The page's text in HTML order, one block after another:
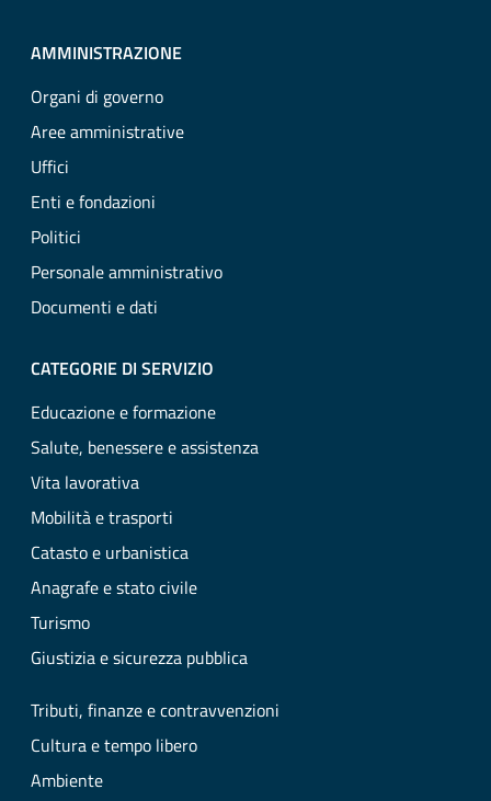
AMMINISTRAZIONE
Organi di governo
Aree amministrative
Uffici
Enti e fondazioni
Politici
Personale amministrativo
Documenti e dati
CATEGORIE DI SERVIZIO
Educazione e formazione
Salute, benessere e assistenza
Vita lavorativa
Mobilità e trasporti
Catasto e urbanistica
Anagrafe e stato civile
Turismo
Giustizia e sicurezza pubblica
Tributi, finanze e contravvenzioni
Cultura e tempo libero
Ambiente